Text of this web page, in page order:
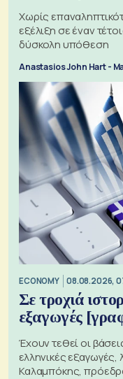
Χωρίς
εξέλιξη σε έναν
δύσκολη υπόθεση
Anastasios John Hart -
ECONOMY 08.08.2026,
Σε τροχιά
εξαγωγές
Έχουν τεθεί οι
ελληνικές εξαγωγές,
Καλαμπόκης,